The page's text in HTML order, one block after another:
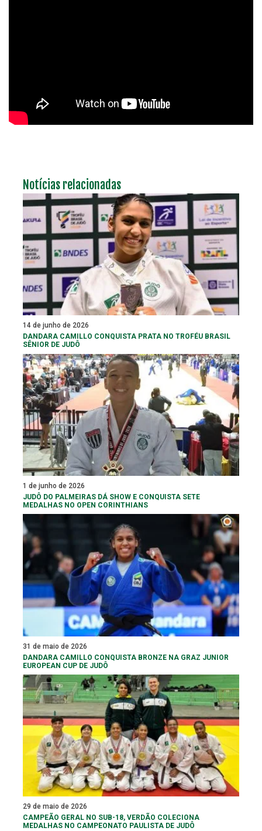
Notícias relacionadas
14 de junho de 2026
DANDARA CAMILLO CONQUISTA PRATA NO TROFÉU BRASIL
SÊNIOR DE JUDÔ
1 de junho de 2026
JUDÔ DO PALMEIRAS DÁ SHOW E CONQUISTA SETE
MEDALHAS NO OPEN CORINTHIANS
31 de maio de 2026
DANDARA CAMILLO CONQUISTA BRONZE NA GRAZ JUNIOR
EUROPEAN CUP DE JUDÔ
29 de maio de 2026
CAMPEÃO GERAL NO SUB-18, VERDÃO COLECIONA
MEDALHAS NO CAMPEONATO PAULISTA DE JUDÔ